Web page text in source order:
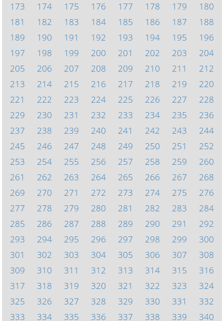
173
174 175 176 177 178 179
180
181
182 183 184 185 186 187
188
189
190 191 192 193 194 195
196
197
198 199 200 201 202 203
204
205
206 207 208 209 210 211
212
213
214 215 216 217 218 219
220
221
222 223 224 225 226 227
228
229
230 231 232 233 234 235
236
237
238 239 240 241 242 243
244
245
246 247 248 249 250 251
252
253
254 255 256 257 258 259
260
261
262 263 264 265 266 267
268
269
270 271 272 273 274 275
276
277
278 279 280 281 282 283
284
285
286 287 288 289 290 291
292
293
294 295 296 297 298 299
300
301
302 303 304 305 306 307
308
309
310 311 312 313 314 315
316
317
318 319 320 321 322 323
324
325
326 327 328 329 330 331
332
333
334 335 336 337 338 339 340